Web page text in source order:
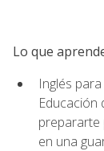
Lo que
Inglés
Educación
prepararte
en una